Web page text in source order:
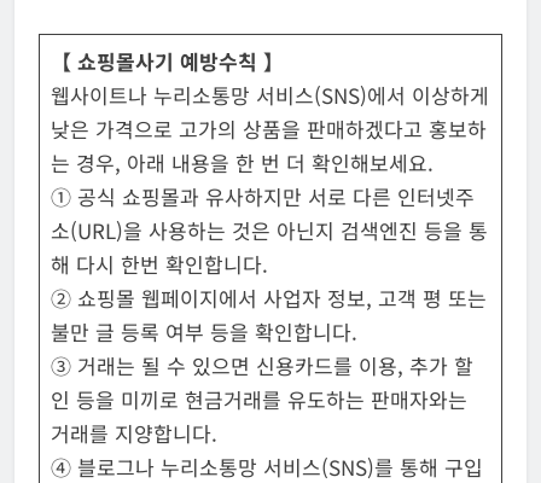
【 쇼핑몰사기 예방수칙 】
웹사이트나 누리소통망 서비스(SNS)에서 이상하게
낮은 가격으로 고가의 상품을 판매하겠다고 홍보하
는 경우, 아래 내용을 한 번 더 확인해보세요.
① 공식 쇼핑몰과 유사하지만 서로 다른 인터넷주
소(URL)을 사용하는 것은 아닌지 검색엔진 등을 통
해 다시 한번 확인합니다.
② 쇼핑몰 웹페이지에서 사업자 정보, 고객 평 또는
불만 글 등록 여부 등을 확인합니다.
③ 거래는 될 수 있으면 신용카드를 이용, 추가 할
인 등을 미끼로 현금거래를 유도하는 판매자와는
거래를 지양합니다.
④ 블로그나 누리소통망 서비스(SNS)를 통해 구입